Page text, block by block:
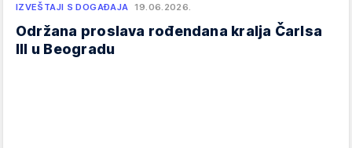
IZVEŠTAJI S DOGAĐAJA 19.06.2026.
Održana proslava rođendana kralja Čarlsa
III u Beogradu